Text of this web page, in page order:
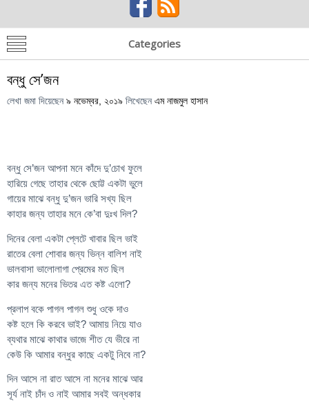
Categories
বন্ধু সে’জন
লেখা জমা দিয়েছেন ৯ নভেম্বর, ২০১৯ লিখেছেন এম নাজমুল হাসান
বন্ধু সে’জন আপনা মনে কাঁদে দু’চোখ ফুলে
হারিয়ে গেছে তাহার থেকে ছোট্ট একটা ভুলে
গায়ের মাঝে বন্ধু দু’জন ভারি সখ্য ছিল
কাহার জন্য তাহার মনে কে’বা দুঃখ দিল?
দিনের বেলা একটা প্লেটে খাবার ছিল ভাই
রাতের বেলা শোবার জন্য ভিন্ন বালিশ নাই
ভালবাসা ভালোলাগা প্রেমের মত ছিল
কার জন্য মনের ভিতর এত কষ্ট এলো?
প্রলাপ বকে পাগল পাগল শুধু ওকে দাও
কষ্ট হলে কি করবে ভাই? আমায় নিয়ে যাও
ব্যথার মাঝে কাথার ভাজে শীত যে ভীরে না
কেউ কি আমার বন্ধুর কাছে একটু নিবে না?
দিন আসে না রাত আসে না মনের মাঝে আর
সূর্য নাই চাঁদ ও নাই আমার সবই অন্ধকার